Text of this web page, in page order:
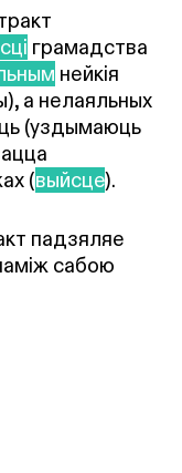
грамадства
нейкія
а нелаяльных
(уздымаюць
(выйсце).
падзяляе
сабою